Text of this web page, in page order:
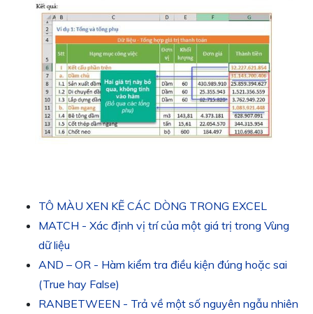
TÔ MÀU XEN KẼ CÁC DÒNG TRONG EXCEL
MATCH - Xác định vị trí của một giá trị trong Vùng
dữ liệu
AND – OR - Hàm kiểm tra điều kiện đúng hoặc sai
(True hay False)
RANBETWEEN - Trả về một số nguyên ngẫu nhiên